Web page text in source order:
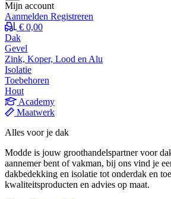
Mijn account
Aanmelden Registreren
€ 0,00
Dak
Gevel
Zink, Koper, Lood en Alu
Isolatie
Toebehoren
Hout
Academy
Maatwerk
Alles voor je dak
Modde is jouw groothandelspartner voor
aannemer bent of vakman, bij ons vind je
dakbedekking en isolatie tot onderdak en
kwaliteitsproducten en advies op maat.